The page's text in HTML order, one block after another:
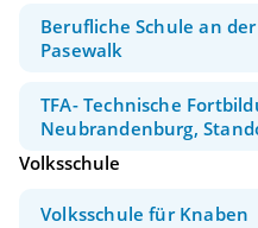
Berufliche Schule an
Pasewalk
TFA- Technische
Neubrandenburg,
Volksschule
Volksschule für Knaben